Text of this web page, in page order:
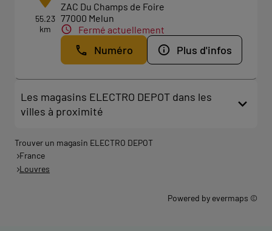
55.23
km
ZAC Du Champs de Foire
77000 Melun
Fermé actuellement
Numéro Plus d'infos
Les magasins ELECTRO DEPOT dans les
villes à proximité
Trouver un magasin ELECTRO DEPOT
France
Louvres
Powered by evermaps ©